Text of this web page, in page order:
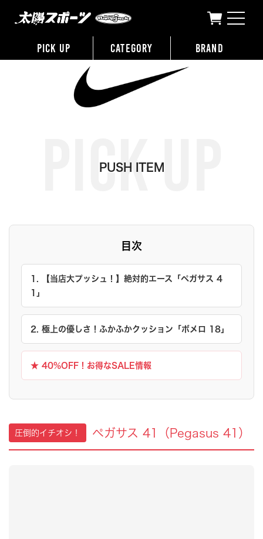
PICK UP CATEGORY BRAND
PUSH ITEM
目次
1. 【当店大プッシュ！】絶対的エース「ペガサス 4
1」
2. 極上の優しさ！ふかふかクッション「ボメロ 18」
★ 40%OFF！お得なSALE情報
圧倒的イチオシ！ ペガサス 41（Pegasus 41）